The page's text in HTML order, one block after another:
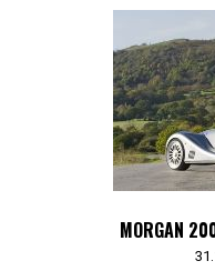
MORGAN